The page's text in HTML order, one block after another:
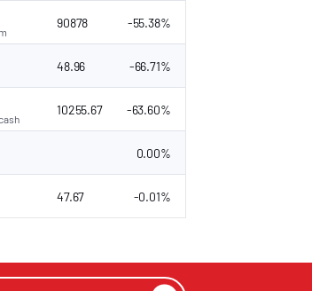
90878 -55.38%
48.96 -66.71%
10255.67 -63.60%
0.00%
47.67 -0.01%